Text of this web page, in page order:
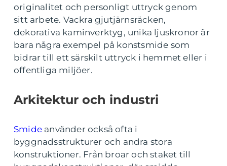
originalitet och personligt uttryck genom
sitt arbete. Vackra gjutjärnsräcken,
dekorativa kaminverktyg, unika ljuskronor är
bara några exempel på konstsmide som
bidrar till ett särskilt uttryck i hemmet eller i
offentliga miljöer.
Arkitektur och industri
Smide använder också ofta i
byggnadsstrukturer och andra stora
konstruktioner. Från broar och staket till